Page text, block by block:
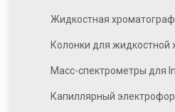
Жидкостная
Колонки для жидкостной
Масс-спектрометры для
Капиллярный